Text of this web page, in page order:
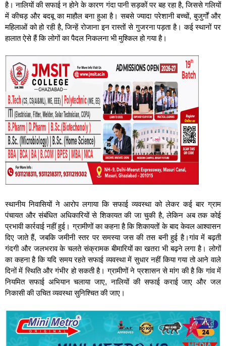
है। नालियों की सफाई न होने के कारण गंदा पानी सड़कों पर बह रहा है, जिससे गलियों
में कीचड़ और बदबू का माहौल बना हुआ है। सबसे ज्यादा परेशानी बच्चों, बुजुर्गों और
महिलाओं को हो रही है, जिन्हें रोजाना इन रास्तों से गुजरना पड़ता है। कई स्थानों पर
हालात ऐसे हैं कि लोगों का पैदल निकलना भी मुश्किल हो गया है।
स्थानीय निवासियों ने आरोप लगाया कि सफाई व्यवस्था को लेकर कई बार ग्राम
पंचायत और संबंधित अधिकारियों से शिकायत की जा चुकी है, लेकिन अब तक कोई
प्रभावी कार्रवाई नहीं हुई। ग्रामीणों का कहना है कि शिकायतों के बाद केवल आश्वासन
दिए जाते हैं, जबकि जमीनी स्तर पर समस्या जस की तस बनी हुई है।गांव में बढ़ती
गंदगी और जलभराव के चलते संक्रामक बीमारियों का खतरा भी बढ़ने लगा है। लोगों
का कहना है कि यदि समय रहते सफाई व्यवस्था में सुधार नहीं किया गया तो आने वाले
दिनों में स्थिति और गंभीर हो सकती है। ग्रामीणों ने प्रशासन से मांग की है कि गांव में
नियमित सफाई अभियान चलाया जाए, नालियों की सफाई कराई जाए और जल
निकासी की उचित व्यवस्था सुनिश्चित की जाए।